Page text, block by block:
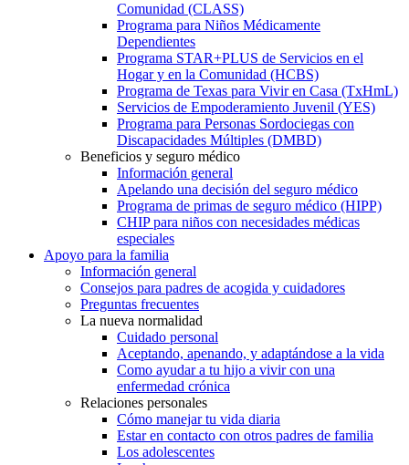
Comunidad (CLASS)
Programa para Niños Médicamente
Dependientes
Programa STAR+PLUS de Servicios en el
Hogar y en la Comunidad (HCBS)
Programa de Texas para Vivir en Casa (TxHmL)
Servicios de Empoderamiento Juvenil (YES)
Programa para Personas Sordociegas con
Discapacidades Múltiples (DMBD)
Beneficios y seguro médico
Información general
Apelando una decisión del seguro médico
Programa de primas de seguro médico (HIPP)
CHIP para niños con necesidades médicas
especiales
Apoyo para la familia
Información general
Consejos para padres de acogida y cuidadores
Preguntas frecuentes
La nueva normalidad
Cuidado personal
Aceptando, apenando, y adaptándose a la vida
Como ayudar a tu hijo a vivir con una
enfermedad crónica
Relaciones personales
Cómo manejar tu vida diaria
Estar en contacto con otros padres de familia
Los adolescentes